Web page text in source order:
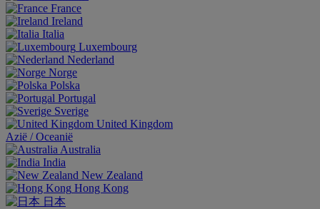
France
Ireland
Italia
Luxembourg
Nederland
Norge
Polska
Portugal
Sverige
United Kingdom
Aziё / Oceaniё
Australia
India
New Zealand
Hong Kong
日本